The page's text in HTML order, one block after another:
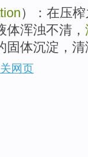
）：在压
体浑浊不清，
固体沉淀，
网页